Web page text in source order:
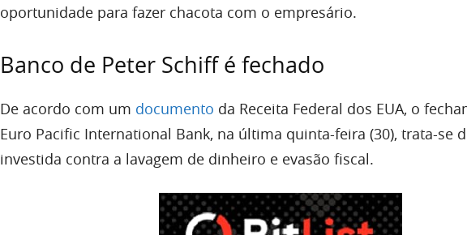
oportunidade para fazer chacota com o empresário.
Banco de Peter Schiff é fechado
De acordo com um documento da Receita Federal dos EUA, o
Euro Pacific International Bank, na última quinta-feira (30), trata-se
investida contra a lavagem de dinheiro e evasão fiscal.